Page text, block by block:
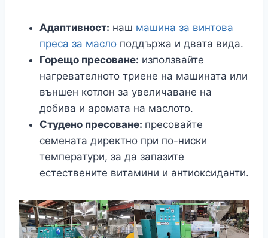
Адаптивност: наш машина за винтова
преса за масло поддържа и двата вида.
Горещо пресоване: използвайте
нагревателното триене на машината или
външен котлон за увеличаване на
добива и аромата на маслото.
Студено пресоване: пресовайте
семената директно при по-ниски
температури, за да запазите
естествените витамини и антиоксиданти.